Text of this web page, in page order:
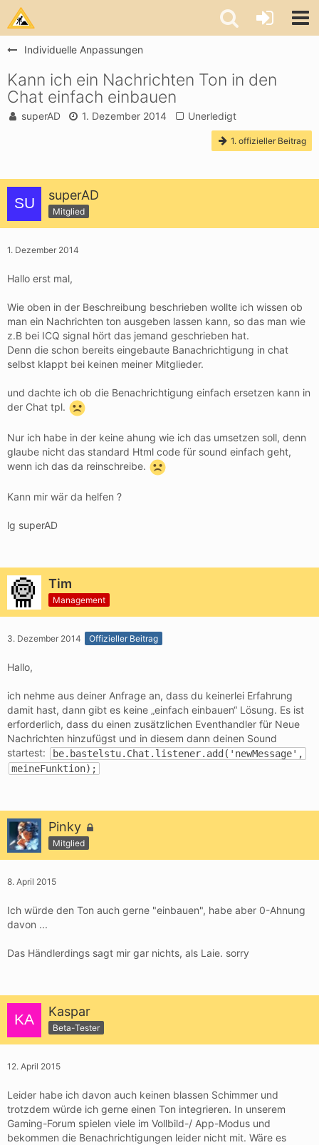
Individuelle Anpassungen
Kann ich ein Nachrichten Ton in den
Chat einfach einbauen
superAD 1. Dezember 2014 Unerledigt
1. offizieller Beitrag
superAD
Mitglied
1. Dezember 2014
Hallo erst mal,
Wie oben in der Beschreibung beschrieben wollte ich wissen ob
man ein Nachrichten ton ausgeben lassen kann, so das man wie
z.B bei ICQ signal hört das jemand geschrieben hat.
Denn die schon bereits eingebaute Banachrichtigung in chat
selbst klappt bei keinen meiner Mitglieder.
und dachte ich ob die Benachrichtigung einfach ersetzen kann in
der Chat tpl.
Nur ich habe in der keine ahung wie ich das umsetzen soll, denn
glaube nicht das standard Html code für sound einfach geht,
wenn ich das da reinschreibe.
Kann mir wär da helfen ?
lg superAD
Tim
Management
3. Dezember 2014 Offizieller Beitrag
Hallo,
ich nehme aus deiner Anfrage an, dass du keinerlei Erfahrung
damit hast, dann gibt es keine „einfach einbauen“ Lösung. Es ist
erforderlich, dass du einen zusätzlichen Eventhandler für Neue
Nachrichten hinzufügst und in diesem dann deinen Sound
startest:
be.bastelstu.Chat.listener.add('newMessage',
meineFunktion);
Pinky
Mitglied
8. April 2015
Ich würde den Ton auch gerne "einbauen", habe aber 0-Ahnung
davon ...
Das Händlerdings sagt mir gar nichts, als Laie. sorry
Kaspar
Beta-Tester
12. April 2015
Leider habe ich davon auch keinen blassen Schimmer und
trotzdem würde ich gerne einen Ton integrieren. In unserem
Gaming-Forum spielen viele im Vollbild-/ App-Modus und
bekommen die Benachrichtigungen leider nicht mit. Wäre es